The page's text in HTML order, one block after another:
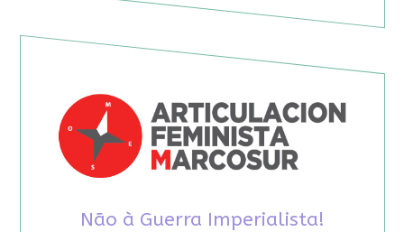
Não à Guerra Imperialista!